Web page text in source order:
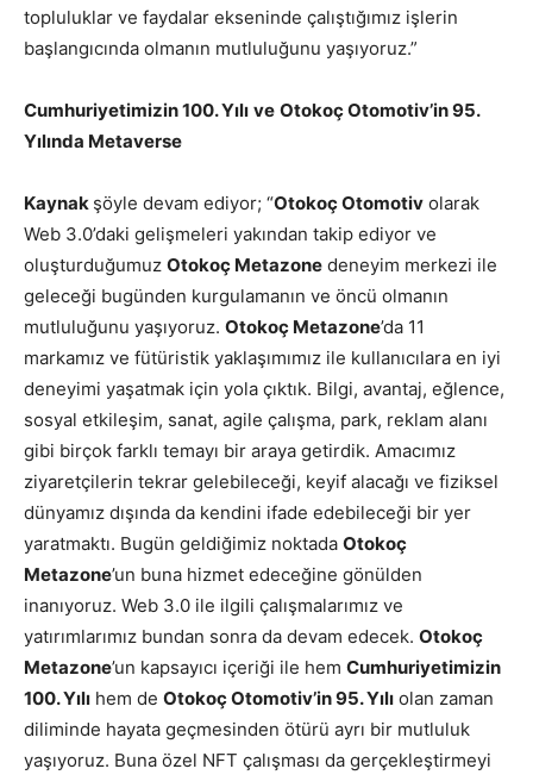
topluluklar ve faydalar ekseninde çalıştığımız işlerin
başlangıcında olmanın mutluluğunu yaşıyoruz.”
Cumhuriyetimizin 100. Yılı ve Otokoç Otomotiv’in 95.
Yılında Metaverse
Kaynak şöyle devam ediyor; “Otokoç Otomotiv olarak
Web 3.0’daki gelişmeleri yakından takip ediyor ve
oluşturduğumuz Otokoç Metazone deneyim merkezi ile
geleceği bugünden kurgulamanın ve öncü olmanın
mutluluğunu yaşıyoruz. Otokoç Metazone’da 11
markamız ve fütüristik yaklaşımımız ile kullanıcılara en iyi
deneyimi yaşatmak için yola çıktık. Bilgi, avantaj, eğlence,
sosyal etkileşim, sanat, agile çalışma, park, reklam alanı
gibi birçok farklı temayı bir araya getirdik. Amacımız
ziyaretçilerin tekrar gelebileceği, keyif alacağı ve fiziksel
dünyamız dışında da kendini ifade edebileceği bir yer
yaratmaktı. Bugün geldiğimiz noktada Otokoç
Metazone’un buna hizmet edeceğine gönülden
inanıyoruz. Web 3.0 ile ilgili çalışmalarımız ve
yatırımlarımız bundan sonra da devam edecek. Otokoç
Metazone’un kapsayıcı içeriği ile hem Cumhuriyetimizin
100. Yılı hem de Otokoç Otomotiv’in 95. Yılı olan zaman
diliminde hayata geçmesinden ötürü ayrı bir mutluluk
yaşıyoruz. Buna özel NFT çalışması da gerçekleştirmeyi